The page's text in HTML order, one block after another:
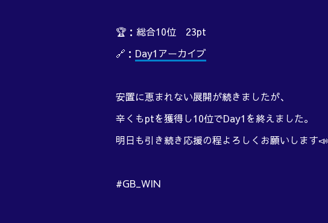
🏆：総合10位 23pt
🔗： Day1アーカイブ
安置に恵まれない展開が続きましたが、
辛くもptを獲得し10位でDay1を終えました。
明日も引き続き応援の程よろしくお願いします📣
#GB_WIN